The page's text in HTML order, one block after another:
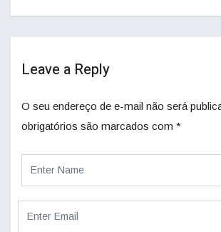
Leave a Reply
O seu endereço de e-mail não será
obrigatórios são marcados com *